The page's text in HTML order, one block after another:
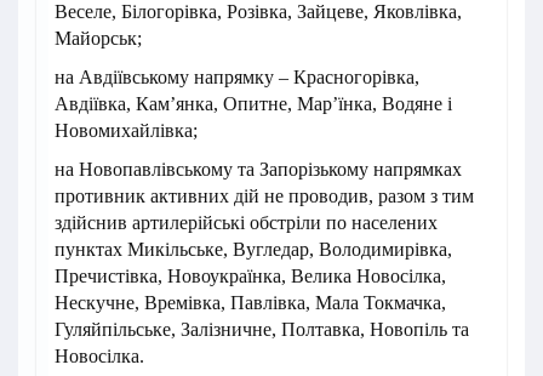
Веселе, Білогорівка, Розівка, Зайцеве, Яковлівка,
Майорськ;
на Авдіївському напрямку – Красногорівка,
Авдіївка, Кам’янка, Опитне, Мар’їнка, Водяне і
Новомихайлівка;
на Новопавлівському та Запорізькому напрямках
противник активних дій не проводив, разом з тим
здійснив артилерійські обстріли по населених
пунктах Микільське, Вугледар, Володимирівка,
Пречистівка, Новоукраїнка, Велика Новосілка,
Нескучне, Времівка, Павлівка, Мала Токмачка,
Гуляйпільське, Залізничне, Полтавка, Новопіль та
Новосілка.